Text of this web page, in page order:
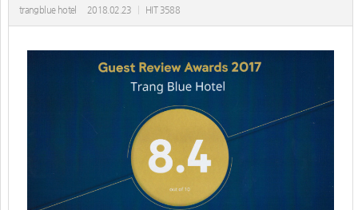
trangblue hotel 2018.02.23 HIT 3588